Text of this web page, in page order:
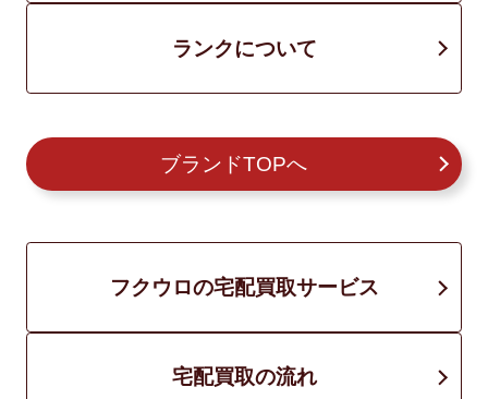
ランクについて
ブランドTOPへ
フクウロの宅配買取サービス
宅配買取の流れ